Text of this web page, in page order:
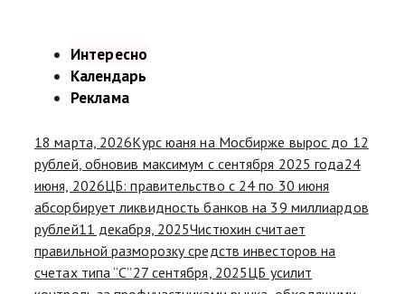
Интересно
Календарь
Реклама
18 марта, 2026Курс юаня на Мосбирже вырос до 12
рублей, обновив максимум с сентября 2025 года24
июня, 2026ЦБ: правительство с 24 по 30 июня
абсорбирует ликвидность банков на 39 миллиардов
рублей11 декабря, 2025Чистюхин считает
правильной разморозку средств инвесторов на
счетах типа “С”27 сентября, 2025ЦБ усилит